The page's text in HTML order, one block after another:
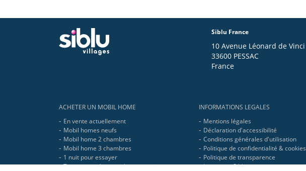
Siblu France
10 Avenue Léonard de Vinci
33600 PESSAC
France
ACHETER UN MOBIL HOME
En vente actuellement
Mobil homes neufs
Mobil home 2 chambres
Mobil home 3 chambres
1 nuit pour essayer
Toutes nos réponses à vos questions
INFORMATIONS LEGALES
Mentions légales
Déclaration d'accessibilité
Conditions générales d'utilisation
Politique de confidentialité & cookies
Politique de transparence
Le groupe Siblu